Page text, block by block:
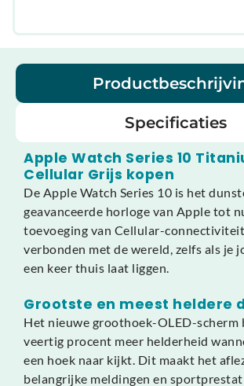
Specificaties
Apple Watch Series 10
Cellular Grijs kopen
De Apple Watch Series 10 is het
geavanceerde horloge van Apple tot
toevoeging van Cellular-
verbonden met de wereld, zelfs als je
een keer thuis laat liggen.
Grootste en meest heldere
Het nieuwe groothoek-OLED-
veertig procent meer helderheid
een hoek naar kijkt. Dit maakt het
belangrijke meldingen en